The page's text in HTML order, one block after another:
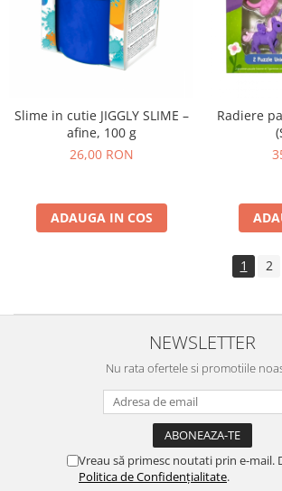
Slime in cutie JIGGLY SLIME –
afine, 100 g
26,00 RON
ADAUGA IN COS
Radiere
1 2
NEWSLETTER
Nu rata ofertele si promotiile
Vreau să primesc noutati prin e-mail.
Politica de Confidențialitate.